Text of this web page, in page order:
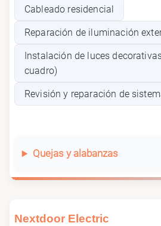
Cableado residencial
Reparación de iluminación
Instalación de luces
cuadro)
Revisión y reparación de
Quejas y alabanzas
Nextdoor Electric